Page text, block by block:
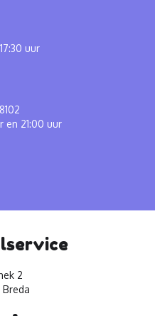
uur
en 21:00 uur
2
Breda